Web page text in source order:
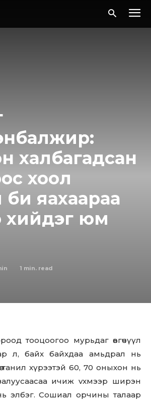
халбагадсан
хоол
би яахаараа
хийдэг юм
1 min. read
тооцоогоо мурьдаг өвгөчүүл
л, байх байхдаа амьдрал нь
танил хүрээтэй 60, 70 оныхон нь
ичиж vxмээp ширэн
элбэг. Сошиал орчины талаар